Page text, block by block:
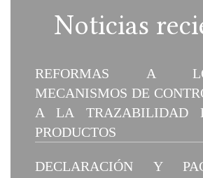
Noticias
REFORMAS A
MECANISMOS DE
A LA TRAZABILIDAD
PRODUCTOS
DECLARACIÓN Y